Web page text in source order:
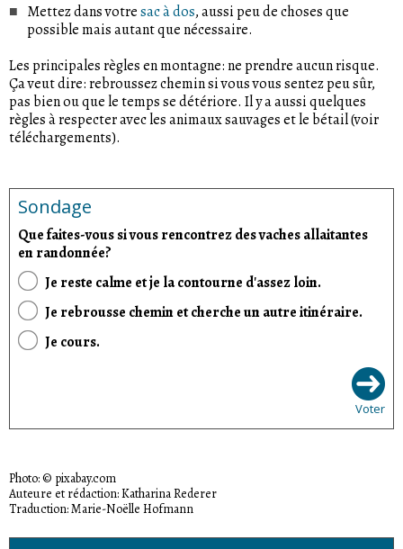
Mettez dans votresac à dos, aussi peu de choses que
possible mais autant que nécessaire.
Les principales règles en montagne: ne prendre aucun risque.
Ça veut dire: rebroussez chemin si vous vous sentez peu sûr,
pas bien ou que le temps se détériore. Il y a aussi quelques
règles à respecter avec les animaux sauvages et le bétail (voir
téléchargements).
Sondage
Que faites-vous si vous rencontrez des vaches allaitantes
en randonnée?
Je reste calme et je la contourne d'assez loin.
Je rebrousse chemin et cherche un autre itinéraire.
Je cours.
Voter
Photo: © pixabay.com
Auteure et rédaction: Katharina Rederer
Traduction: Marie-Noëlle Hofmann